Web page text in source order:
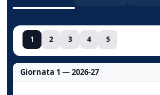
1 2 3 4 5
Giornata 1 — 2026-27